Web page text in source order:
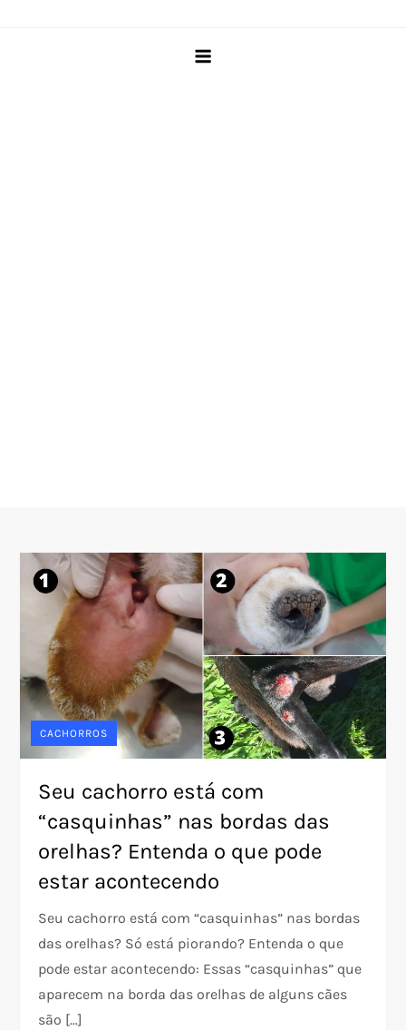
CACHORROS
Seu cachorro está com
“casquinhas” nas bordas das
orelhas? Entenda o que pode
estar acontecendo
Seu cachorro está com “casquinhas” nas bordas
das orelhas? Só está piorando? Entenda o que
pode estar acontecendo: Essas “casquinhas” que
aparecem na borda das orelhas de alguns cães
são […]